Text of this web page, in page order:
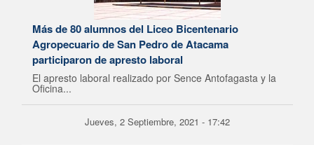
Más de 80 alumnos del Liceo Bicentenario
Agropecuario de San Pedro de Atacama
participaron de apresto laboral
El apresto laboral realizado por Sence Antofagasta y la
Oficina...
Jueves, 2 Septiembre, 2021 - 17:42